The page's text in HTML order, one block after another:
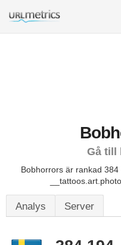
Gå till
Bobhorrors är rankad 384
Analys Server